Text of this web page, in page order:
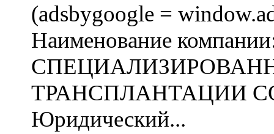
(adsbygoogle =
Наименование
ТРАНСПЛАНТАЦИИ
Юридический...